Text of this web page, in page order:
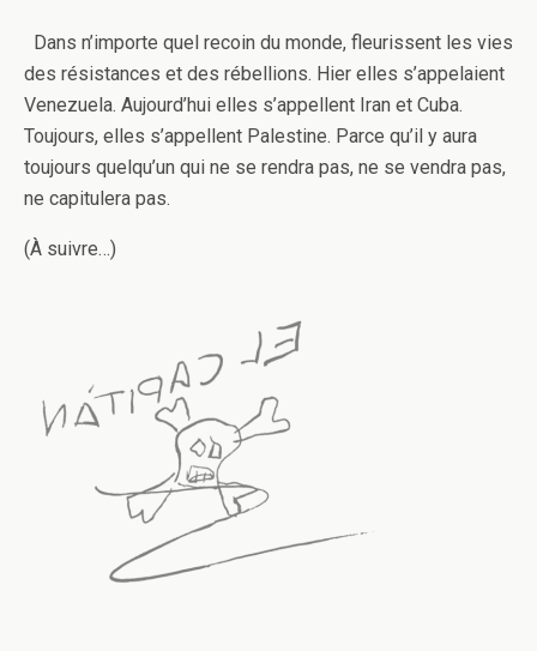
Dans n’importe quel recoin du monde, fleurissent les vies
des résistances et des rébellions. Hier elles s’appelaient
Venezuela. Aujourd’hui elles s’appellent Iran et Cuba.
Toujours, elles s’appellent Palestine. Parce qu’il y aura
toujours quelqu’un qui ne se rendra pas, ne se vendra pas,
ne capitulera pas.
(À suivre…)